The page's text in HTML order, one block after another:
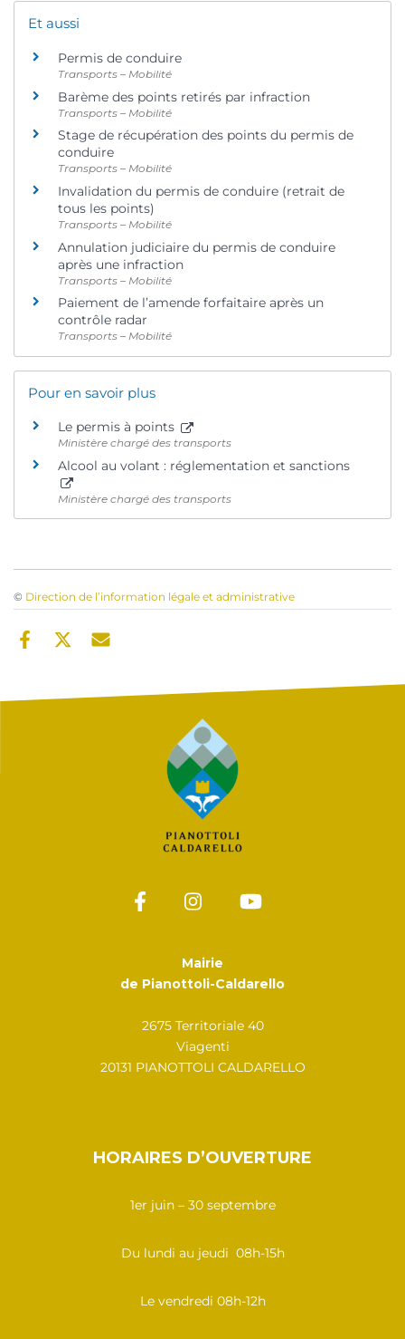
Et aussi
Permis de conduire
Transports – Mobilité
Barème des points retirés par infraction
Transports – Mobilité
Stage de récupération des points du permis de
conduire
Transports – Mobilité
Invalidation du permis de conduire (retrait de
tous les points)
Transports – Mobilité
Annulation judiciaire du permis de conduire
après une infraction
Transports – Mobilité
Paiement de l’amende forfaitaire après un
contrôle radar
Transports – Mobilité
Pour en savoir plus
Le permis à points
Ministère chargé des transports
Alcool au volant : réglementation et sanctions
Ministère chargé des transports
© Direction de l’information légale et administrative
Mairie
de Pianottoli-Caldarello
2675 Territoriale 40
Viagenti
20131 PIANOTTOLI CALDARELLO
HORAIRES D’OUVERTURE
1er juin – 30 septembre
Du lundi au jeudi 08h-15h
Le vendredi 08h-12h